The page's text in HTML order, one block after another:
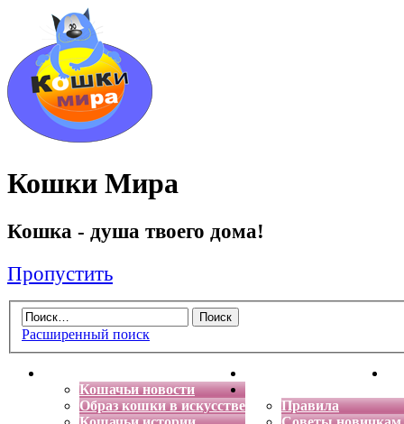
Кошки Мира
Кошка - душа твоего дома!
Пропустить
Расширенный поиск
Кошачьи новости
Образ кошки в искусстве
Энциклопедия кошек
Правила